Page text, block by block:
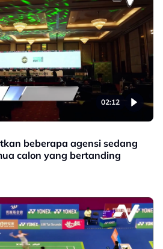
02:12
beberapa agensi sedang
calon yang bertanding